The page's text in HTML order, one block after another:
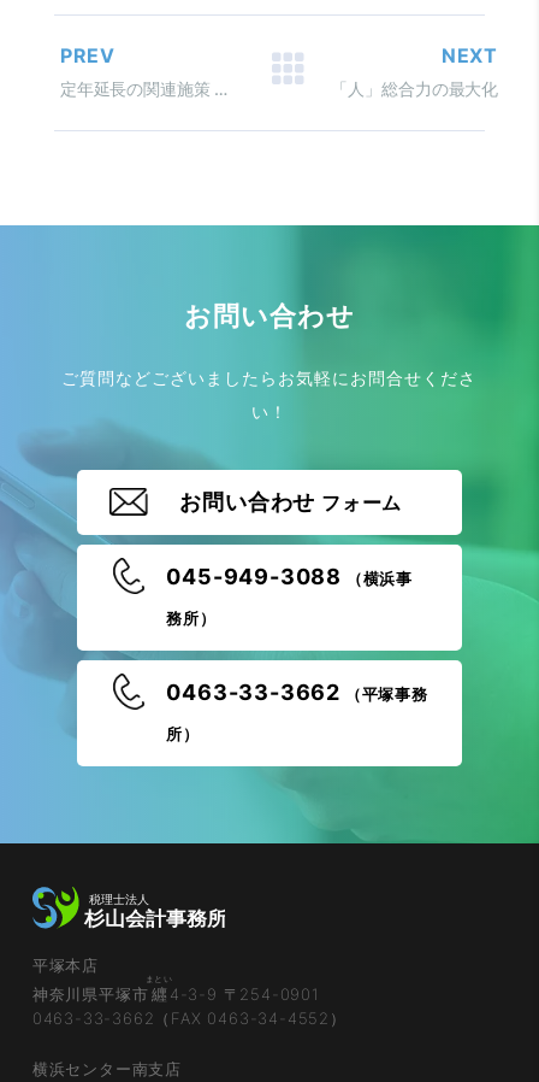
PREV
定年延長の関連施策 定年延長に伴う人事施策
NEXT
「人」総合力の最大化
お問い合わせ
ご質問などございましたらお気軽にお問合せくださ
い！
お問い合わせ フォーム
045-949-3088 （横浜事
務所）
0463-33-3662 （平塚事務
所）
平塚本店
神奈川県平塚市纒
まとい
4-3-9 〒254-0901
0463-33-3662（FAX 0463-34-4552）
横浜センター南支店